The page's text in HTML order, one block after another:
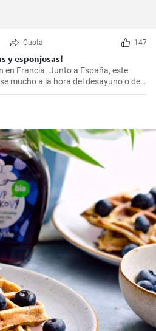
Cuota 147
y esponjosas!
Francia. Junto a España, este
desayuno o de
os propongo hoy, vuestras